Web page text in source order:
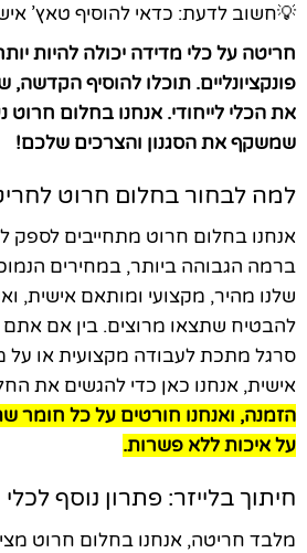
💡חשוב לדעת: כדאי להוסיף טאץ’
חריטה על כלי מדידה יכולה להיות
פונקציונליים. תוכלו להוסיף הקדשה,
את הכלי לייחודי. אנחנו בחלום חרוט
שמשקף את הסגנון והצרכים שלכם!
למה לבחור בחלום חרוט
אנחנו בחלום חרוט מתחייבים לספק
ברמה הגבוהה ביותר, במחירים
שלנו מהיר, מקצועי ומותאם אישית,
להבטיח שתצאו מרוצים. בין אם אתם
סרגל מתכת לעבודה מקצועית או
אישית, אנחנו כאן כדי להגשים את
הזמנה, ואנחנו חורטים על כל חומר
על איכות ללא פשרות.
חיתוך בלייזר: פתרון נוסף לכלי
מלבד חריטה, אנחנו בחלום חרוט